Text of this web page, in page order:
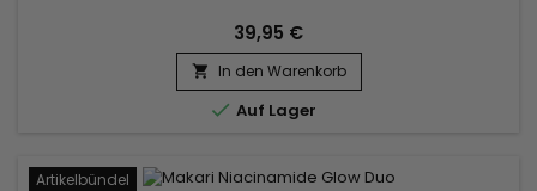
Kollagenproduktion, verbessert die Hautelastizität, verfeinert
die Porengröße und wirkt auf Pigmentunregelmäßigkeiten,
um für einen strahlenderen und gleichmäßigeren Teint zu...
39,95 €
 In den Warenkorb
 Auf Lager
Artikelbündel